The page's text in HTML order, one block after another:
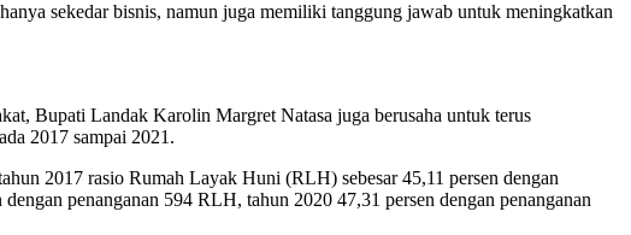
sekedar bisnis, namun juga memiliki tanggung jawab untuk meningkatkan
Bupati Landak Karolin Margret Natasa juga berusaha untuk terus
2017 sampai 2021.
2017 rasio Rumah Layak Huni (RLH) sebesar 45,11 persen dengan
penanganan 594 RLH, tahun 2020 47,31 persen dengan penanganan